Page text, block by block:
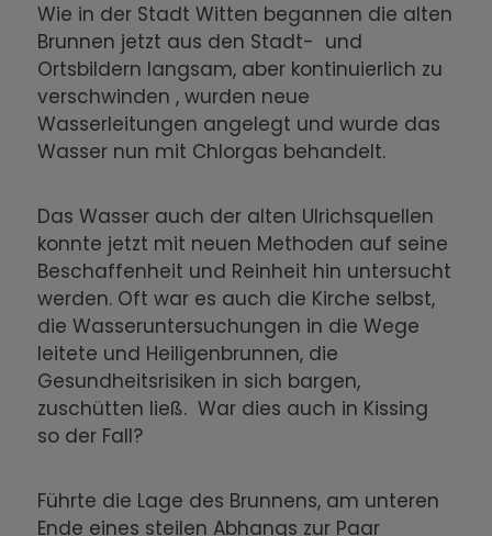
Wie in der Stadt Witten begannen die alten
Brunnen jetzt aus den Stadt- und
Ortsbildern langsam, aber kontinuierlich zu
verschwinden , wurden neue
Wasserleitungen angelegt und wurde das
Wasser nun mit Chlorgas behandelt.
Das Wasser auch der alten Ulrichsquellen
konnte jetzt mit neuen Methoden auf seine
Beschaffenheit und Reinheit hin untersucht
werden. Oft war es auch die Kirche selbst,
die Wasseruntersuchungen in die Wege
leitete und Heiligenbrunnen, die
Gesundheitsrisiken in sich bargen,
zuschütten ließ. War dies auch in Kissing
so der Fall?
Führte die Lage des Brunnens, am unteren
Ende eines steilen Abhangs zur Paar